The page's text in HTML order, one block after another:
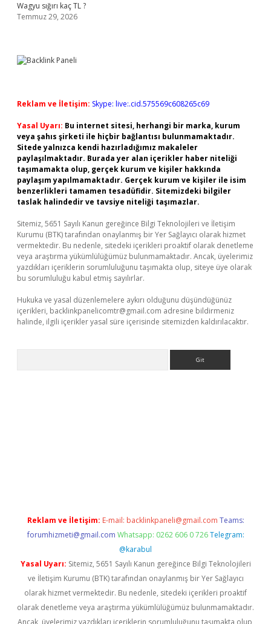
Wagyu sığırı kaç TL ?
Temmuz 29, 2026
Reklam ve İletişim: Skype: live:.cid.575569c608265c69
Yasal Uyarı: Bu internet sitesi, herhangi bir marka, kurum
veya şahıs şirketi ile hiçbir bağlantısı bulunmamaktadır.
Sitede yalnızca kendi hazırladığımız makaleler
paylaşılmaktadır. Burada yer alan içerikler haber niteliği
taşımamakta olup, gerçek kurum ve kişiler hakkında
paylaşım yapılmamaktadır. Gerçek kurum ve kişiler ile isim
benzerlikleri tamamen tesadüfidir. Sitemizdeki bilgiler
taslak halindedir ve tavsiye niteliği taşımazlar.
Sitemiz, 5651 Sayılı Kanun gereğince Bilgi Teknolojileri ve İletişim
Kurumu (BTK) tarafından onaylanmış bir Yer Sağlayıcı olarak hizmet
vermektedir. Bu nedenle, sitedeki içerikleri proaktif olarak denetleme
veya araştırma yükümlülüğümüz bulunmamaktadır. Ancak, üyelerimiz
yazdıkları içeriklerin sorumluluğunu taşımakta olup, siteye üye olarak
bu sorumluluğu kabul etmiş sayılırlar.
Hukuka ve yasal düzenlemelere aykırı olduğunu düşündüğünüz
içerikleri, backlinkpanelicomtr@gmail.com adresine bildirmeniz
halinde, ilgili içerikler yasal süre içerisinde sitemizden kaldırılacaktır.
Reklam ve İletişim: E-mail: backlinkpaneli@gmail.com Teams:
forumhizmeti@gmail.com Whatsapp: 0262 606 0 726 Telegram:
@karabul
Yasal Uyarı: Sitemiz, 5651 Sayılı Kanun gereğince Bilgi Teknolojileri
ve İletişim Kurumu (BTK) tarafından onaylanmış bir Yer Sağlayıcı
olarak hizmet vermektedir. Bu nedenle, sitedeki içerikleri proaktif
olarak denetleme veya araştırma yükümlülüğümüz bulunmamaktadır.
Ancak, üyelerimiz yazdıkları içeriklerin sorumluluğunu taşımakta olup,